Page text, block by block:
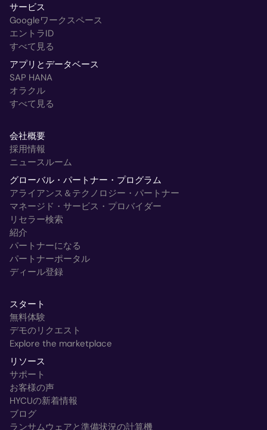
サービス
Googleワークスペース
エントラID
すべて見る
アプリとデータベース
SAP HANA
オラクル
すべて見る
会社概要
採用情報
ニュースルーム
グローバル・パートナー・プログラム
アライアンス＆テクノロジー・パートナー
マネージド・サービス・プロバイダー
リセラー検索
紹介
パートナーになる
パートナーポータル
ディール登録
スタート
無料体験
デモのリクエスト
Explore the marketplace
リソース
サポート
お客様の声
HYCUの新着情報
ブログ
ランサムウェアと準備状況の計算機